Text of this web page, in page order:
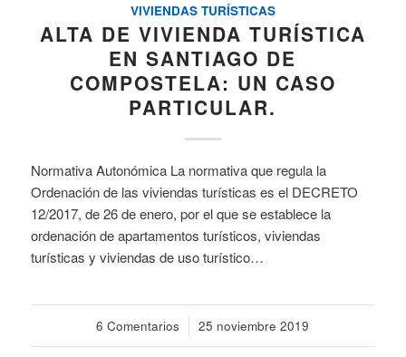
VIVIENDAS TURÍSTICAS
ALTA DE VIVIENDA TURÍSTICA
EN SANTIAGO DE
COMPOSTELA: UN CASO
PARTICULAR.
Normativa Autonómica La normativa que regula la
Ordenación de las viviendas turísticas es el DECRETO
12/2017, de 26 de enero, por el que se establece la
ordenación de apartamentos turísticos, viviendas
turísticas y viviendas de uso turístico…
6 Comentarios
/ 25 noviembre 2019